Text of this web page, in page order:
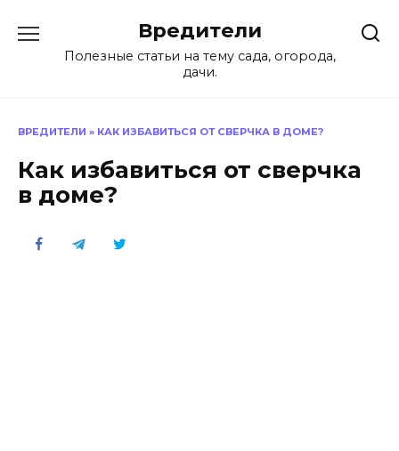
содержанию
Вредители
Полезные статьи на тему сада, огорода,
дачи.
ВРЕДИТЕЛИ » КАК ИЗБАВИТЬСЯ ОТ СВЕРЧКА В ДОМЕ?
Как избавиться от сверчка
в доме?